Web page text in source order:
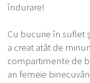
îndurare!
Cu bucurie în suflet
a creat atât de
compartimente de
an femeie